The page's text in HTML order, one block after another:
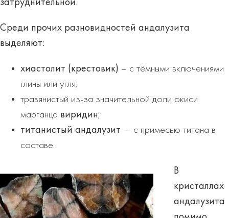
затруднительной.
Среди прочих разновидностей андалузита
выделяют:
хиастолит (крестовик) – с тёмными включениями
глины или угля;
травянистый из-за значительной доли окиси
марганца виридин;
титанистый андалузит — с примесью титана в
составе.
В
кристаллах
андалузита